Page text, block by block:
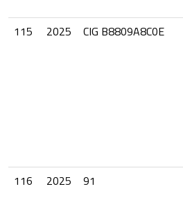
115
2025 CIG B8809A8C0E
116
2025 91